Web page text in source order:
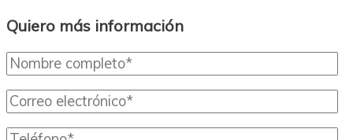
Quiero más información